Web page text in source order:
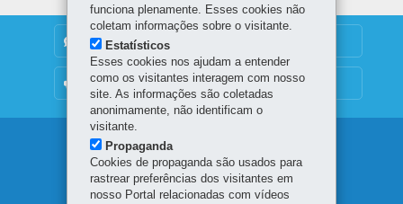
DENUNCIE CORRUPÇÃO
OUVIDORIA
Navegação
principal
funciona plenamente. Esses cookies não
coletam informações sobre o visitante.
Estatísticos
Esses cookies nos ajudam a entender
como os visitantes interagem com nosso
site. As informações são coletadas
anonimamente, não identificam o
visitante.
Propaganda
Cookies de propaganda são usados para
rastrear preferências dos visitantes em
nosso Portal relacionadas com vídeos